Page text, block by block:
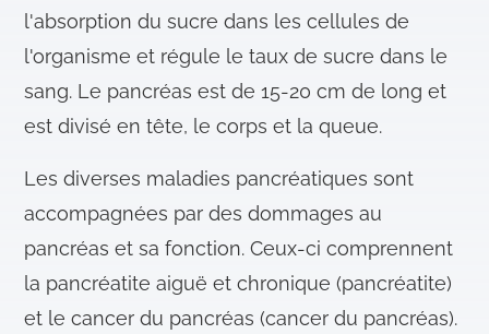
l'absorption du sucre dans les cellules de
l'organisme et régule le taux de sucre dans le
sang. Le pancréas est de 15-20 cm de long et
est divisé en tête, le corps et la queue.
Les diverses maladies pancréatiques sont
accompagnées par des dommages au
pancréas et sa fonction. Ceux-ci comprennent
la pancréatite aiguë et chronique (pancréatite)
et le cancer du pancréas (cancer du pancréas).